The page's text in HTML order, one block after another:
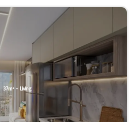
37m² - Living